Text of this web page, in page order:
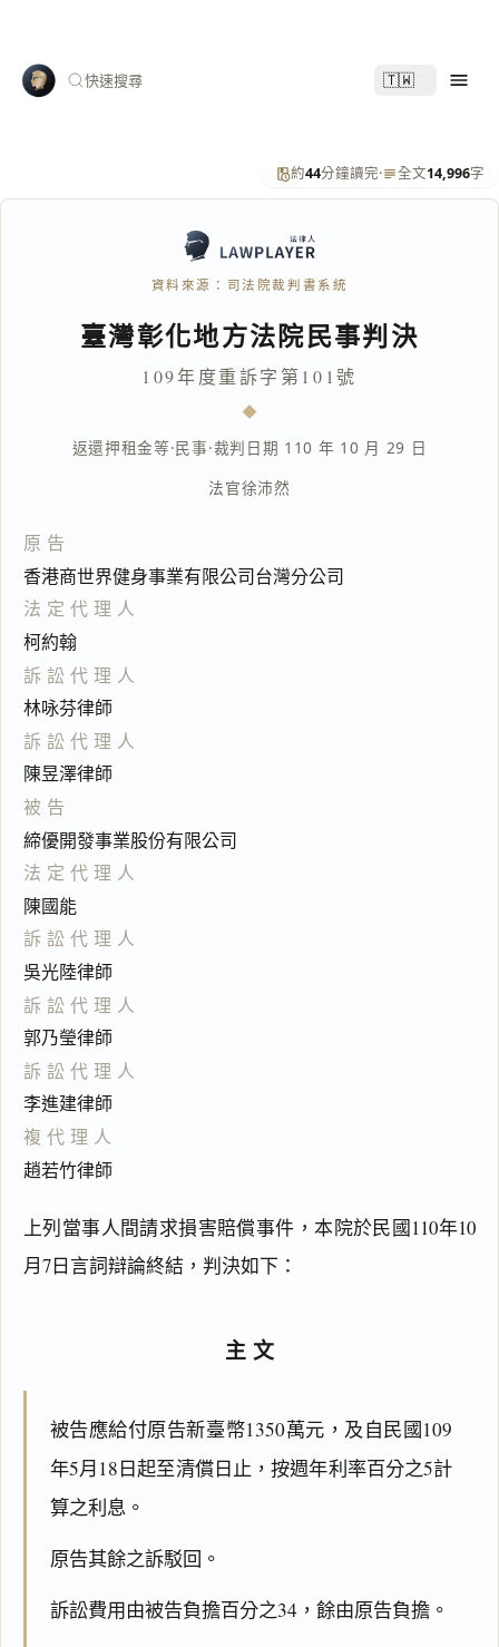
快速搜尋 🇹🇼
約44分鐘讀完· 全文14,996字
資料來源：司法院裁判書系統
臺灣彰化地方法院民事判決
109年度重訴字第101號
返還押租金等·民事·裁判日期 110 年 10 月 29 日
法官徐沛然
原告
香港商世界健身事業有限公司台灣分公司
法定代理人
柯約翰
訴訟代理人
林咏芬律師
訴訟代理人
陳昱澤律師
被告
締優開發事業股份有限公司
法定代理人
陳國能
訴訟代理人
吳光陸律師
訴訟代理人
郭乃瑩律師
訴訟代理人
李進建律師
複代理人
趙若竹律師
上列當事人間請求損害賠償事件，本院於民國110年10
月7日言詞辯論終結，判決如下：
主文
被告應給付原告新臺幣1350萬元，及自民國109
年5月18日起至清償日止，按週年利率百分之5計
算之利息。
原告其餘之訴駁回。
訴訟費用由被告負擔百分之34，餘由原告負擔。